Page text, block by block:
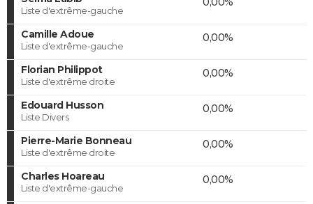
Liste d'extrême-gauche
Camille Adoue
Liste d'extrême-gauche
0,00%
Florian Philippot
Liste d'extrême droite
0,00%
Edouard Husson
Liste Divers
0,00%
Pierre-Marie Bonneau
Liste d'extrême droite
0,00%
Charles Hoareau
Liste d'extrême-gauche
0,00%